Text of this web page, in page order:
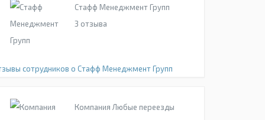
Стафф Менеджмент Групп
3 отзыва
сотрудников о Стафф Менеджмент Групп
Компания Любые переезды